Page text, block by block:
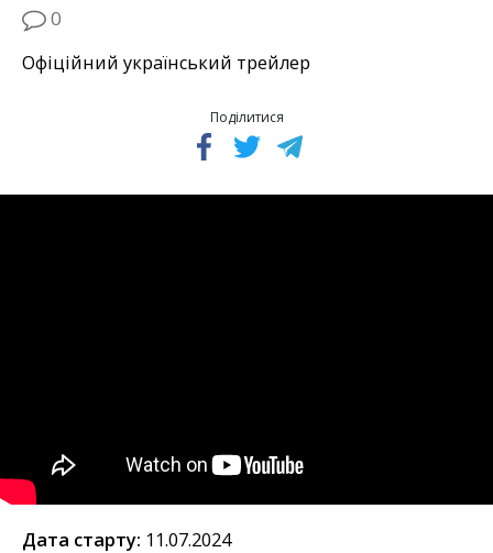
0
Офіційний український трейлер
Поділитися
Дата старту: 11.07.2024